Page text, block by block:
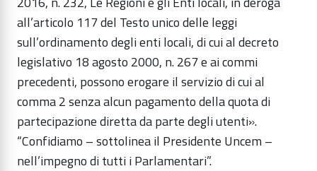
all’articolo 117 del Testo unico delle leggi
sull’ordinamento degli enti locali, di cui al decreto
legislativo 18 agosto 2000, n. 267 e ai commi
precedenti, possono erogare il servizio di cui al
comma 2 senza alcun pagamento della quota di
partecipazione diretta da parte degli utenti».
“Confidiamo – sottolinea il Presidente Uncem –
nell’impegno di tutti i Parlamentari”.